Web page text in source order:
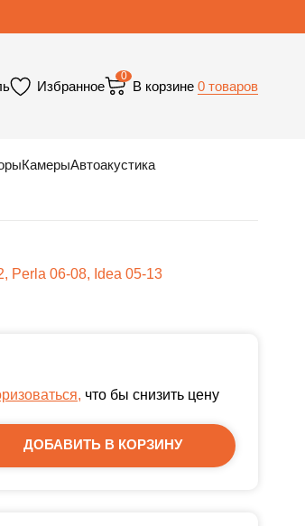
Избранное
0
В корзине 0 товаров
КамерыАвтоакустика
Perla 06-08, Idea 05-13
что бы снизить цену
ДОБАВИТЬ В КОРЗИНУ